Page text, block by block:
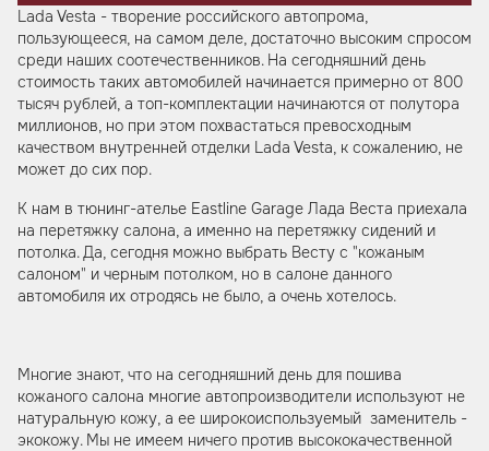
Lada Vesta - творение российского автопрома,
пользующееся, на самом деле, достаточно высоким спросом
среди наших соотечественников. На сегодняшний день
стоимость таких автомобилей начинается примерно от 800
тысяч рублей, а топ-комплектации начинаются от полутора
миллионов, но при этом похвастаться превосходным
качеством внутренней отделки Lada Vesta, к сожалению, не
может до сих пор.
К нам в тюнинг-ателье Eastline Garage Лада Веста приехала
на перетяжку салона, а именно на перетяжку сидений и
потолка. Да, сегодня можно выбрать Весту с "кожаным
салоном" и черным потолком, но в салоне данного
автомобиля их отродясь не было, а очень хотелось.
Многие знают, что на сегодняшний день для пошива
кожаного салона многие автопроизводители используют не
натуральную кожу, а ее широкоиспользуемый заменитель -
экокожу. Мы не имеем ничего против высококачественной